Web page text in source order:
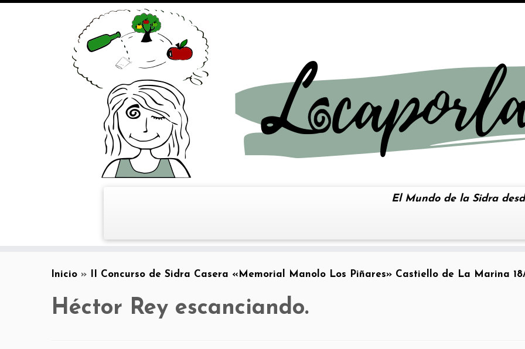
El Mundo de la Sidra
Inicio » II Concurso de Sidra Casera «Memorial Manolo Los Piñares» Castiello de La Marina
Héctor Rey escanciando.